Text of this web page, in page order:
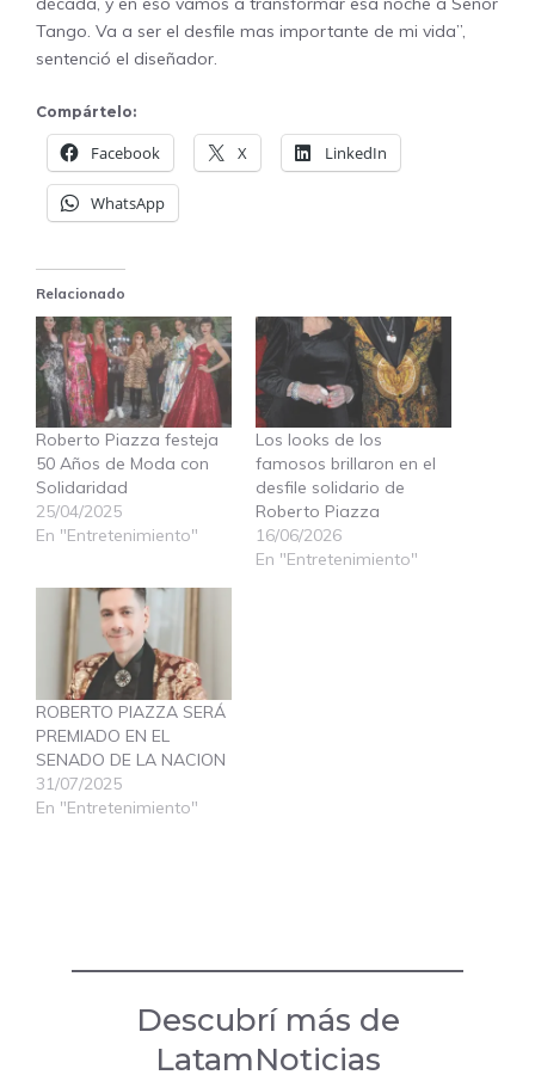
Tango. Va a ser el desfile mas importante de mi vida”,
sentenció el diseñador.
Compártelo:
Facebook X LinkedIn
WhatsApp
Relacionado
Roberto Piazza festeja
50 Años de Moda con
Solidaridad
25/04/2025
En "Entretenimiento"
Los looks de los
famosos brillaron en el
desfile solidario de
Roberto Piazza
16/06/2026
En "Entretenimiento"
ROBERTO PIAZZA SERÁ
PREMIADO EN EL
SENADO DE LA NACION
31/07/2025
En "Entretenimiento"
Descubrí más de
LatamNoticias